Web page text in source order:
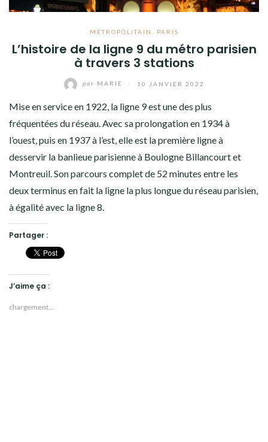
MÉTROPOLITAIN PARIS
L’histoire de la ligne 9 du métro parisien
à travers 3 stations
par MARIE 10 JANVIER 2022
Mise en service en 1922, la ligne 9 est une des plus
fréquentées du réseau. Avec sa prolongation en 1934 à
l’ouest, puis en 1937 à l’est, elle est la première ligne à
desservir la banlieue parisienne à Boulogne Billancourt et
Montreuil. Son parcours complet de 52 minutes entre les
deux terminus en fait la ligne la plus longue du réseau parisien,
à égalité avec la ligne 8.
Partager :
J’aime ça :
chargement…